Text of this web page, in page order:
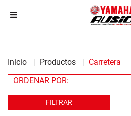
Inicio Productos Carretera
FILTRAR